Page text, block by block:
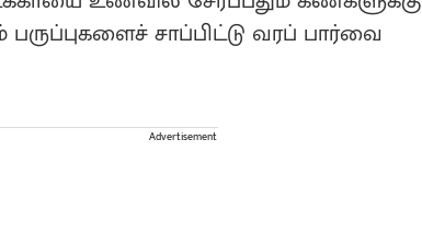
பருப்புகளைச் சாப்பிட்டு வரப் பார்வை
Advertisement